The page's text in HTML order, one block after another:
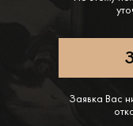
Заявка Вас